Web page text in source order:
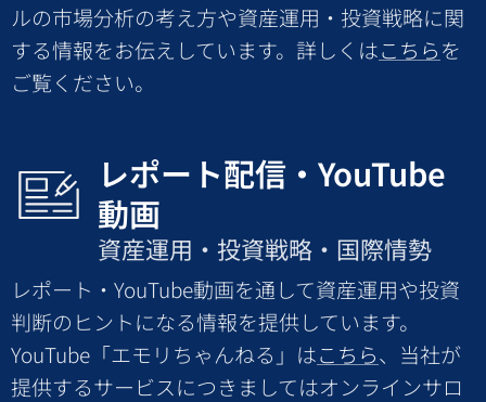
ルの市場分析の考え方や資産運用・投資戦略に関
する情報をお伝えしています。詳しくはこちらを
ご覧ください。
レポート配信・YouTube
動画
資産運用・投資戦略・国際情勢
レポート・YouTube動画を通して資産運用や投資
判断のヒントになる情報を提供しています。
YouTube「エモリちゃんねる」はこちら、当社が
提供するサービスにつきましてはオンラインサロ